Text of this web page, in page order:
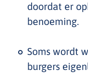
doordat er
benoeming.
Soms wordt
burgers